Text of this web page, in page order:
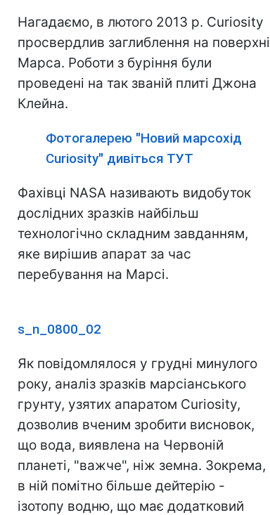
Нагадаємо, в лютого 2013 р. Curiosity
просвердлив заглиблення на поверхні
Марса. Роботи з буріння були
проведені на так званій плиті Джона
Клейна.
Фотогалерею "Новий марсохід
Curiosity" дивіться ТУТ
Фахівці NASA називають видобуток
дослідних зразків найбільш
технологічно складним завданням,
яке вирішив апарат за час
перебування на Марсі.
s_n_0800_02
Як повідомлялося у грудні минулого
року, аналіз зразків марсіанського
грунту, узятих апаратом Curiosity,
дозволив вченим зробити висновок,
що вода, виявлена ​​на Червоній
планеті, "важче", ніж земна. Зокрема,
в ній помітно більше дейтерію -
ізотопу водню, що має додатковий